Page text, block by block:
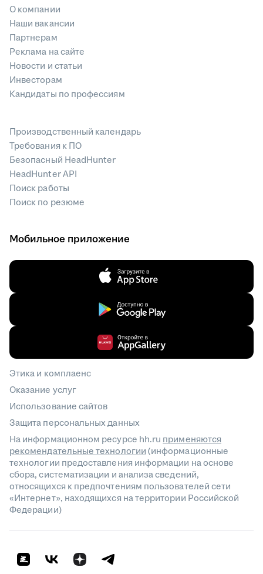
О компании
Наши вакансии
Партнерам
Реклама на сайте
Новости и статьи
Инвесторам
Кандидаты по профессиям
Производственный календарь
Требования к ПО
Безопасный HeadHunter
HeadHunter API
Поиск работы
Поиск по резюме
Мобильное приложение
Этика и комплаенс
Оказание услуг
Использование сайтов
Защита персональных данных
На информационном ресурсе hh.ru применяются
рекомендательные технологии(информационные
технологии предоставления информации на основе
сбора, систематизации и анализа сведений,
относящихся к предпочтениям пользователей сети
«Интернет», находящихся на территории Российской
Федерации)